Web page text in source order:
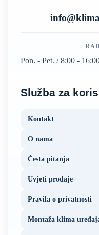
Pon. - Pet. / 8:00 -
Služba za
Kontakt
O nama
Česta pitanja
Uvjeti prodaje
Pravila o privatnosti
Montaža klima